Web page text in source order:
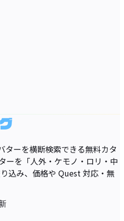
ターを横断検索できる無料カタ
ーを「人外・ケモノ・ロリ・中
込み、価格や Quest 対応・無